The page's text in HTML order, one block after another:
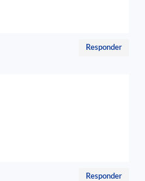
Responder
Responder